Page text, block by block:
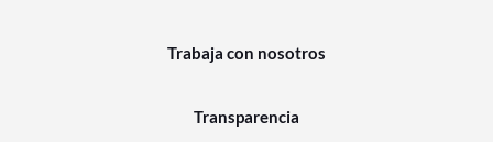
Trabaja con nosotros
Transparencia